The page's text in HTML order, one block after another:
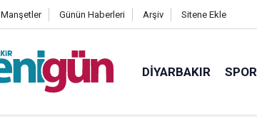
Manşetler Günün Haberleri Arşiv Sitene Ekle
DIYARBAKIR SPOR